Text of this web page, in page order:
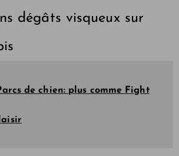
dégâts visqueux sur
de chien: plus comme Fight